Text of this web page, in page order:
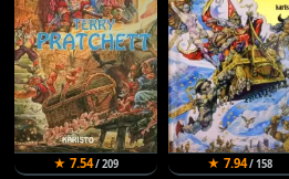
★ 7.54/ 209 ★ 7.94/ 158